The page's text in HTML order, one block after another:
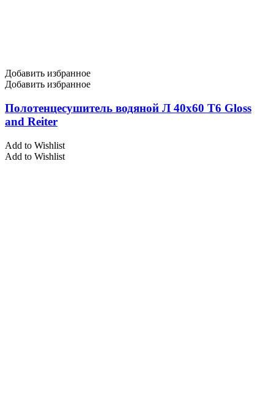
Добавить избранное
Добавить избранное
Полотенцесушитель водяной Л 40х60 Т6 Gloss
and Reiter
Add to Wishlist
Add to Wishlist